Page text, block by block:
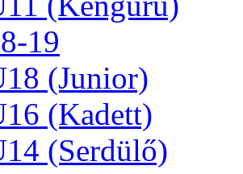
19
(Junior)
(Kadett)
(Serdülő)